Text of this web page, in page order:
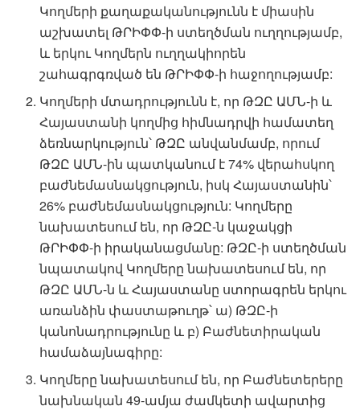
Կողմերի քաղաքականությունն է միասին
աշխատել ԹՐԻՓՓ-ի ստեղծման ուղղությամբ,
և երկու Կողմերն ուղղակիորեն
շահագրգռված են ԹՐԻՓՓ-ի հաջողությամբ:
Կողմերի մտադրությունն է, որ ԹԶԸ ԱՄՆ-ի և
Հայաստանի կողմից հիմնադրվի համատեղ
ձեռնարկություն՝ ԹԶԸ անվանմամբ, որում
ԹԶԸ ԱՄՆ-ին պատկանում է 74% վերահսկող
բաժնեմասնակցություն, իսկ Հայաստանին՝
26% բաժնեմասնակցություն: Կողմերը
նախատեսում են, որ ԹԶԸ-ն կաջակցի
ԹՐԻՓՓ-ի իրականացմանը: ԹԶԸ-ի ստեղծման
նպատակով Կողմերը նախատեսում են, որ
ԹԶԸ ԱՄՆ-ն և Հայաստանը ստորագրեն երկու
առանձին փաստաթուղթ՝ ա) ԹԶԸ-ի
կանոնադրությունը և բ) Բաժնետիրական
համաձայնագիրը:
Կողմերը նախատեսում են, որ Բաժնետերերը
նախնական 49-ամյա ժամկետի ավարտից